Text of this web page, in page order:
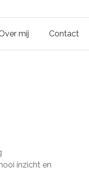
mij Contact
inzicht en